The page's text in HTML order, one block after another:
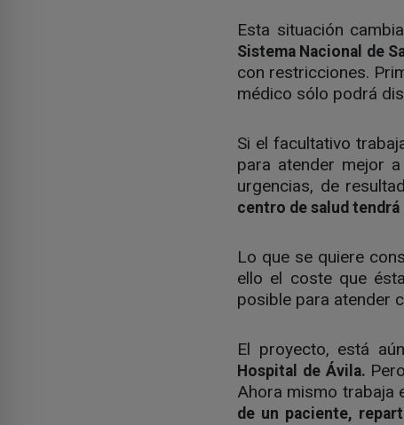
Esta situación
Sistema Nacional de
con restricciones.
médico sólo podrá
Si el facultativo
para atender mejor
urgencias, de
centro de salud
Lo que se quiere
ello el coste que
posible para atender
El proyecto, está
Hospital de Ávila.
Ahora mismo trabaja
de un paciente,